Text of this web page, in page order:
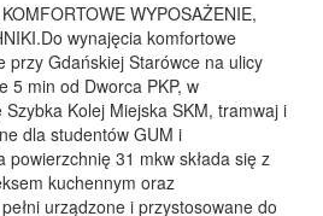
WYPOSAŻENIE,
wynajęcia komfortowe
przy Gdańskiej Starówce na ulicy
5 min od Dworca PKP, w
Kolej Miejska SKM, tramwaj i
dla studentów GUM i
powierzchnię 31 mkw składa się z
kuchennym oraz
urządzone i przystosowane do